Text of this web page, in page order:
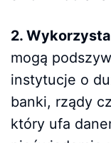
2.
mogą
instytucje o
banki, rządy
który ufa